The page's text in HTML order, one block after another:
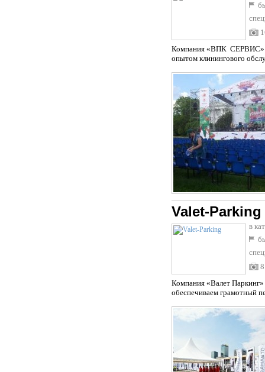
Компания «ВПК СЕРВИС» –
опытом клинингового
Valet-Parking
в
8
Компания «Валет
обеспечиваем грамотный